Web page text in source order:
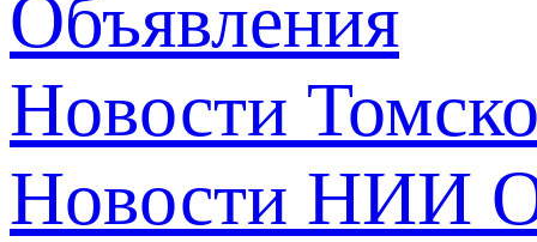
Объявления
Новости
Новости НИИ